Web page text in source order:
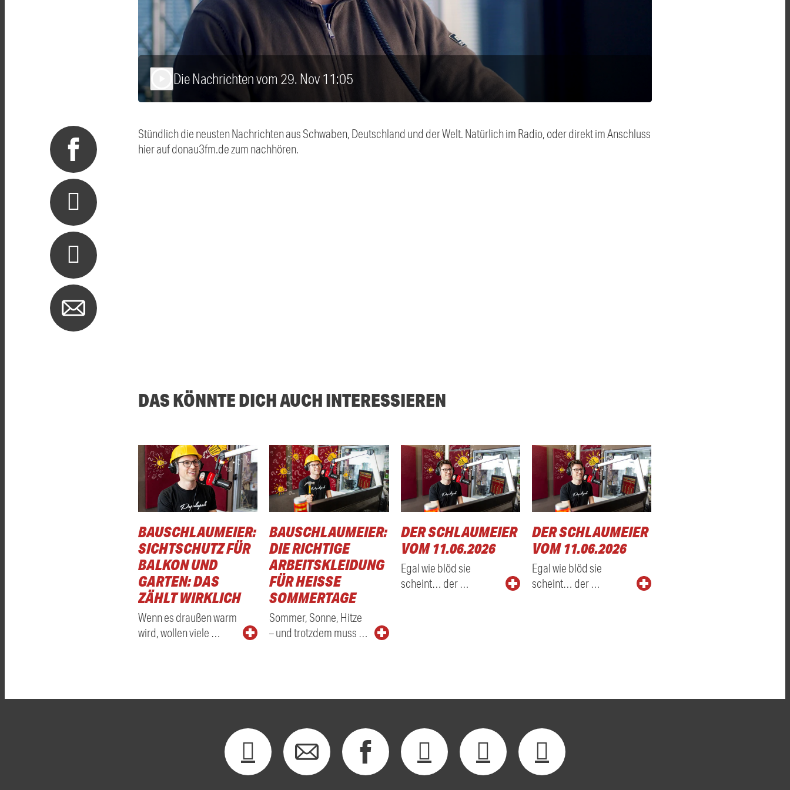
Die Nachrichten vom 29. Nov 11:05
Stündlich die neusten Nachrichten aus Schwaben, Deutschland und der Welt. Natürlich im Radio, oder direkt im Anschluss
hier auf donau3fm.de zum nachhören.
DAS KÖNNTE DICH AUCH INTERESSIEREN
BAUSCHLAUMEIER:
SICHTSCHUTZ FÜR
BALKON UND
GARTEN: DAS
ZÄHLT WIRKLICH
Wenn es draußen warm
wird, wollen viele …
BAUSCHLAUMEIER:
DIE RICHTIGE
ARBEITSKLEIDUNG
FÜR HEISSE S
OMMERTAGE
Sommer, Sonne, Hitze
– und trotzdem muss …
DER SCHLAUMEIER
VOM 11.06.2026
Egal wie blöd sie
scheint… der …
DER SCHLAUMEIER
VOM 11.06.2026
Egal wie blöd sie
scheint… der …